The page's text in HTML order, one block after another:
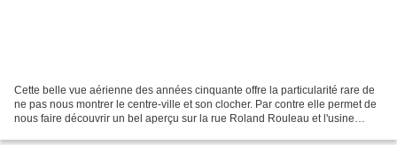
Cette belle vue aérienne des années cinquante offre la particularité rare de
ne pas nous montrer le centre-ville et son clocher. Par contre elle permet de
nous faire découvrir un bel aperçu sur la rue Roland Rouleau et l'usine